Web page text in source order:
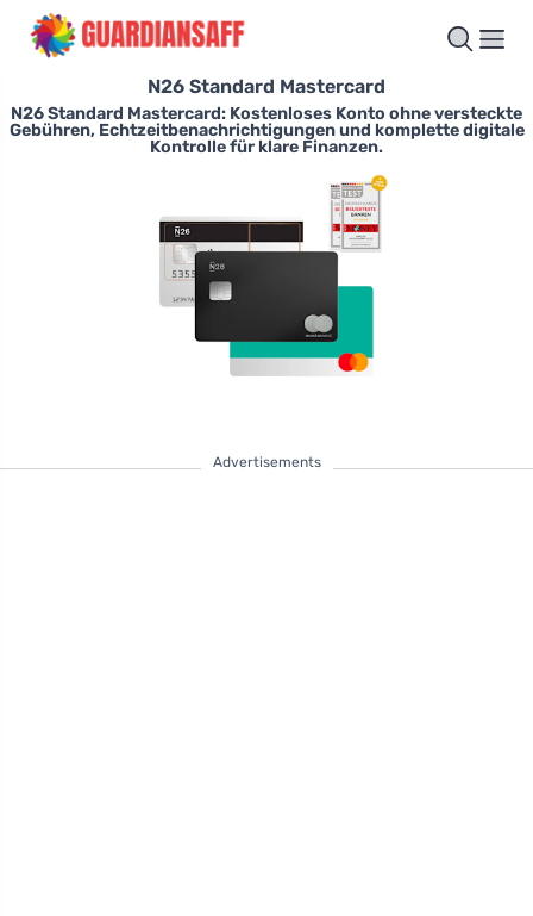
N26 Standard Mastercard
N26 Standard Mastercard: Kostenloses Konto ohne versteckte
Gebühren, Echtzeitbenachrichtigungen und komplette digitale
Kontrolle für klare Finanzen.
Advertisements